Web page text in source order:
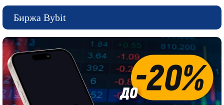
Биржа Bybit